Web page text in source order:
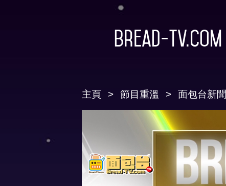
Bread-TV.com
主頁 節目重溫 面包台新聞